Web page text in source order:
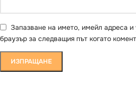
Запазване на името, имейл адреса и
браузър за следващия път когато